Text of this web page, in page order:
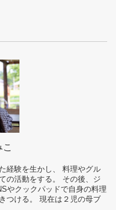
経験を生かし、 料理やグル
の活動をする。 その後、ジ
やクックパッドで自身の料理
つける。 現在は２児の母ブ